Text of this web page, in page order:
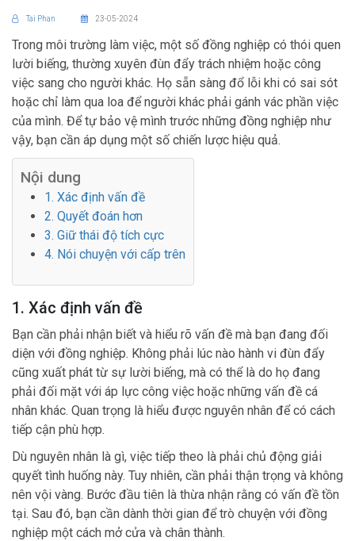
Tai Phan 23-05-2024
Trong môi trường làm việc, một số đồng nghiệp có thói quen
lười biếng, thường xuyên đùn đẩy trách nhiệm hoặc công
việc sang cho người khác. Họ sẵn sàng đổ lỗi khi có sai sót
hoặc chỉ làm qua loa để người khác phải gánh vác phần việc
của mình. Để tự bảo vệ mình trước những đồng nghiệp như
vậy, bạn cần áp dụng một số chiến lược hiệu quả.
Nội dung
1. Xác định vấn đề
2. Quyết đoán hơn
3. Giữ thái độ tích cực
4. Nói chuyện với cấp trên
1. Xác định vấn đề
Bạn cần phải nhận biết và hiểu rõ vấn đề mà bạn đang đối
diện với đồng nghiệp. Không phải lúc nào hành vi đùn đẩy
cũng xuất phát từ sự lười biếng, mà có thể là do họ đang
phải đối mặt với áp lực công việc hoặc những vấn đề cá
nhân khác. Quan trọng là hiểu được nguyên nhân để có cách
tiếp cận phù hợp.
Dù nguyên nhân là gì, việc tiếp theo là phải chủ động giải
quyết tình huống này. Tuy nhiên, cần phải thận trọng và không
nên vội vàng. Bước đầu tiên là thừa nhận rằng có vấn đề tồn
tại. Sau đó, bạn cần dành thời gian để trò chuyện với đồng
nghiệp một cách mở cửa và chân thành.